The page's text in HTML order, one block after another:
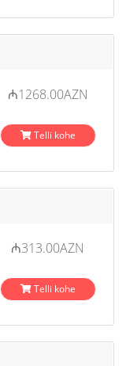
₼1268.00AZN
Telli kohe
₼313.00AZN
Telli kohe